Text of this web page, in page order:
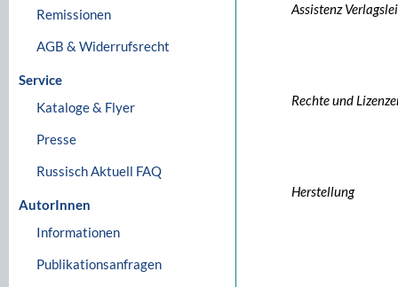
Remissionen
AGB & Widerrufsrecht
Service
Kataloge & Flyer
Presse
Russisch Aktuell FAQ
AutorInnen
Informationen
Publikationsanfragen
Assistenz
Rechte und
Herstellung